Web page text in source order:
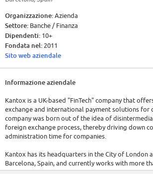
Organizzazione:Azienda
Settore: Banche / Finanza
Dipendenti: 10+
Fondata nel: 2011
Sito web aziendale
Informazione aziendale
Kantox is a UK-based "FinTech" company that
exchange and international payment solutions for
company was born out of the idea of
foreign exchange process, thereby driving down
administration time for companies.
Kantox has its headquarters in the City of London
Barcelona, Spain, and currently works with more
operates in more than 50 countries worldwide.